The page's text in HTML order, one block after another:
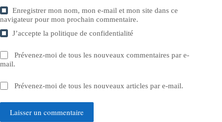
Enregistrer mon nom, mon e-mail et mon site dans ce
navigateur pour mon prochain commentaire.
J’accepte lapolitique de confidentialité
Prévenez-moi de tous les nouveaux commentaires par e-
mail.
Prévenez-moi de tous les nouveaux articles par e-mail.
Laisser un commentaire